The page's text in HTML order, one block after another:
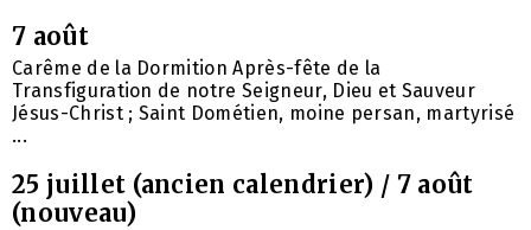
7 août
Carême de la Dormition Après-fête de la
Transfiguration de notre Seigneur, Dieu et Sauveur
Jésus-Christ ; Saint Dométien, moine persan, martyrisé
...
25 juillet (ancien calendrier) / 7 août
(nouveau)